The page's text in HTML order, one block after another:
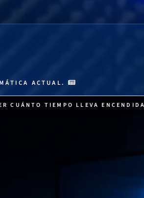
ACTUAL.
CUÁNTO TIEMPO LLEVA